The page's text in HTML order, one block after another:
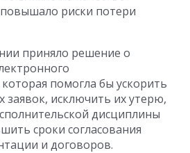
риски потери
приняло решение о
помогла бы ускорить
заявок, исключить их утерю,
дисциплины
сроки согласования
и договоров.